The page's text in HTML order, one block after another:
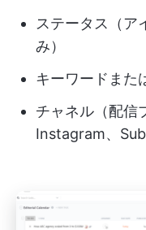
ステータス（ア
み）
キーワードまた
チャネル（配信
Instagram、